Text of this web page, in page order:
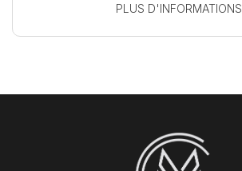
PLUS D'INFORMATIONS